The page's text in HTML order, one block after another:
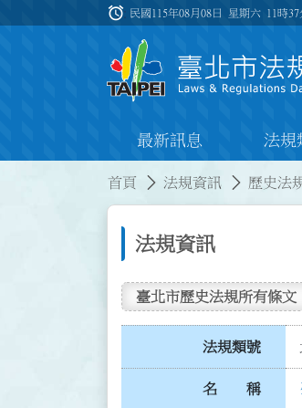
:::
alarm 民國115年08月08日 星期六 11時37
最新訊息 法規
首頁 法規資訊 歷史法
法規資訊
臺北市歷史法規所有條文
法規類號
名 稱